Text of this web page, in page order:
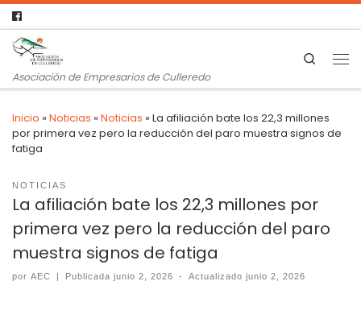
Asociación de Empresarios de Culleredo
Search
Inicio »Noticias »Noticias »La afiliación bate los 22,3 millones
por primera vez pero la reducción del paro muestra signos de
fatiga
NOTICIAS
La afiliación bate los 22,3 millones por
primera vez pero la reducción del paro
muestra signos de fatiga
por AEC | Publicadajunio 2, 2026 - Actualizadojunio 2, 2026